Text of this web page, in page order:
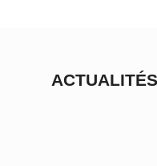
ACTUALITÉS